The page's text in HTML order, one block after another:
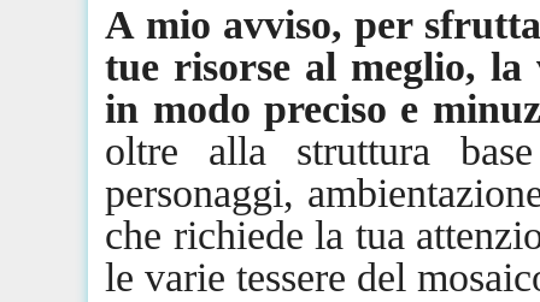
A mio avviso, per
tue risorse al meglio,
in modo preciso e
oltre alla struttura
personaggi,
che richiede la tua
le varie tessere del